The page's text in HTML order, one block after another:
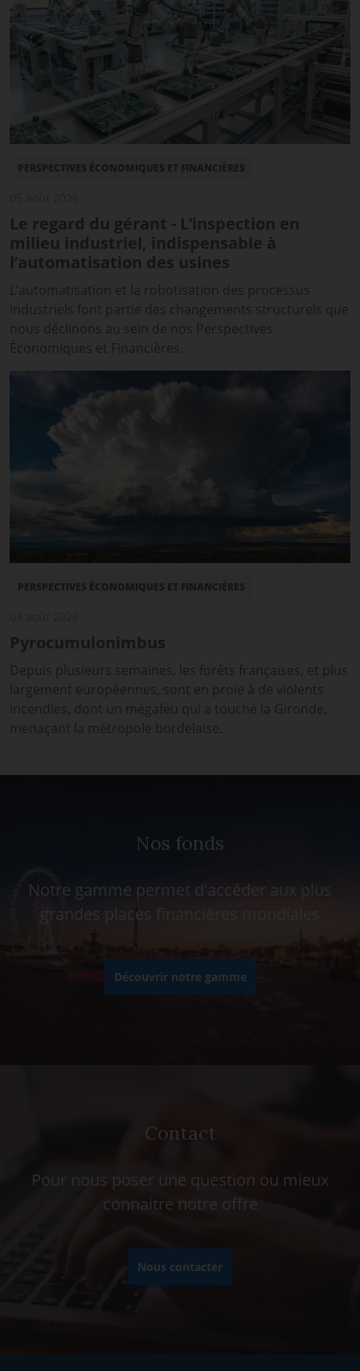
PERSPECTIVES ÉCONOMIQUES ET FINANCIÈRES
Le regard du gérant - L’inspection en
milieu industriel, indispensable à
l’automatisation des usines
L’automatisation et la robotisation des processus
industriels font partie des changements structurels que
nous déclinons au sein de nos Perspectives
Économiques et Financières.
PERSPECTIVES ÉCONOMIQUES ET FINANCIÈRES
Pyrocumulonimbus
Depuis plusieurs semaines, les forêts françaises, et plus
largement européennes, sont en proie à de violents
incendies, dont un mégafeu qui a touché la Gironde,
menaçant la métropole bordelaise.
Nos fonds
Notre gamme permet d'accéder aux plus
grandes places financières mondiales
Découvrir notre gamme
Contact
Pour nous poser une question ou mieux
connaitre notre offre
Nous contacter